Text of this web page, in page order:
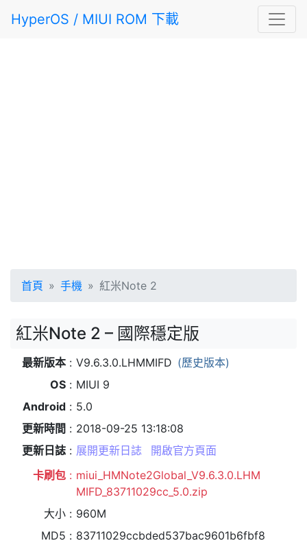
HyperOS / MIUI ROM 下載
首頁 手機 紅米Note 2
紅米Note 2 – 國際穩定版
最新版本 V9.6.3.0.LHMMIFD (歷史版本)
OS
MIUI 9
Android
5.0
更新時間
2018-09-25 13:18:08
更新日誌
展開更新日誌
開啟官方頁面
卡刷包
miui_HMNote2Global_V9.6.3.0.LHM
MIFD_83711029cc_5.0.zip
大小
960M
MD5
83711029ccbded537bac9601b6fbf8